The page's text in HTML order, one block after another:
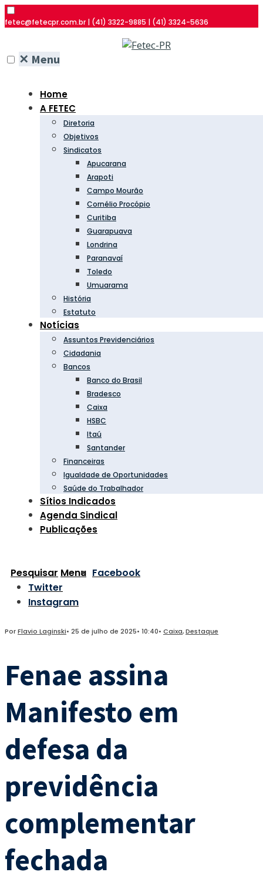
fetec@fetecpr.com.br | (41) 3322-9885 | (41) 3324-5636
✕ Menu
Home
A FETEC
Diretoria
Objetivos
Sindicatos
Apucarana
Arapoti
Campo Mourão
Cornélio Procópio
Curitiba
Guarapuava
Londrina
Paranavaí
Toledo
Umuarama
História
Estatuto
Notícias
Assuntos Previdenciários
Cidadania
Bancos
Banco do Brasil
Bradesco
Caixa
HSBC
Itaú
Santander
Financeiras
Igualdade de Oportunidades
Saúde do Trabalhador
Sítios Indicados
Agenda Sindical
Publicações
Pesquisar Menu Facebook
Twitter
Instagram
PorFlavio Laginski• 25 de julho de 2025• 10:40• Caixa,Destaque
Fenae assina
Manifesto em
defesa da
previdência
complementar
fechada